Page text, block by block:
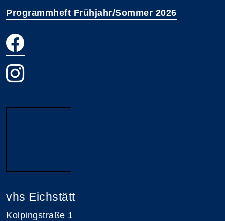
Programmheft Frühjahr/Sommer 2026
vhs Eichstätt
Kolpingstraße 1